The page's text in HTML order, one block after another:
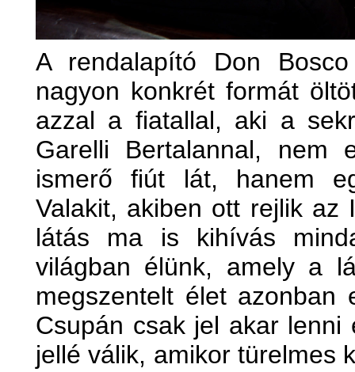
A rendalapító Don
nagyon konkrét formát
azzal a fiatallal, aki a
Garelli Bertalannal, nem
ismerő fiút lát, hanem
Valakit, akiben ott rejlik az
látás ma is kihívás
világban élünk, amely a
megszentelt élet azonban
Csupán csak jel akar lenni
jellé válik, amikor türelmes